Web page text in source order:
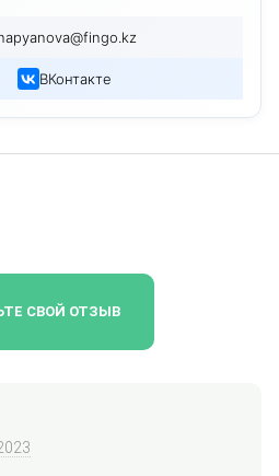
ВКонтакте
СВОЙ ОТЗЫВ